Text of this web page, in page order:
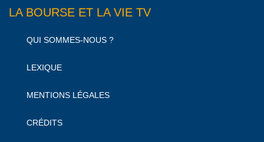
LA BOURSE ET LA VIE TV
QUI SOMMES-NOUS ?
LEXIQUE
MENTIONS LÉGALES
CRÉDITS